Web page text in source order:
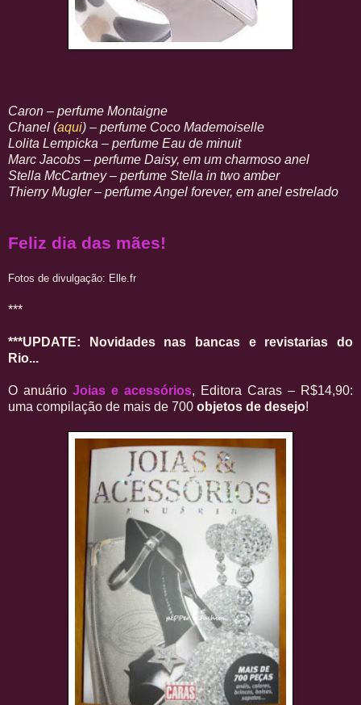
Caron – perfume Montaigne
Chanel (aqui) – perfume Coco Mademoiselle
Lolita Lempicka – perfume Eau de minuit
Marc Jacobs – perfume Daisy, em um charmoso anel
Stella McCartney – perfume Stella in two amber
Thierry Mugler – perfume Angel forever, em anel estrelado
Feliz dia das mães!
Fotos de divulgação: Elle.fr
***
***UPDATE: Novidades nas bancas e revistarias do
Rio...
O anuário Joias e acessórios, Editora Caras – R$14,90:
uma compilação de mais de 700 objetos de desejo!